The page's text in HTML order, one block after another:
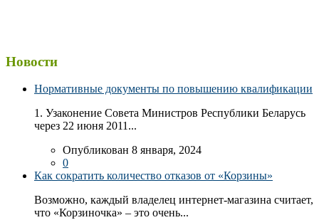
Новости
Нормативные документы по повышению квалификации
1. Узаконение Совета Министров Республики Беларусь
через 22 июня 2011...
Опубликован 8 января, 2024
0
Как сократить количество отказов от «Корзины»
Возможно, каждый владелец интернет-магазина считает,
что «Корзиночка» – это очень...